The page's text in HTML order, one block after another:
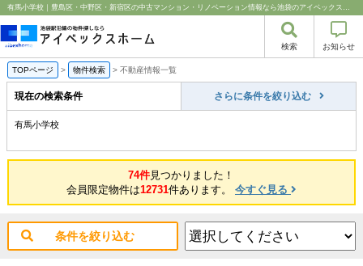
有馬小学校｜豊島区・中野区・新宿区の中古マンション・リノベーション情報なら池袋のアイベックスホーム！
検索 お知らせ
TOPページ > 物件検索 > 不動産情報一覧
現在の検索条件 さらに条件を絞り込む
有馬小学校
74件見つかりました！
会員限定物件は12731件あります。 今すぐ見る
条件を絞り込む